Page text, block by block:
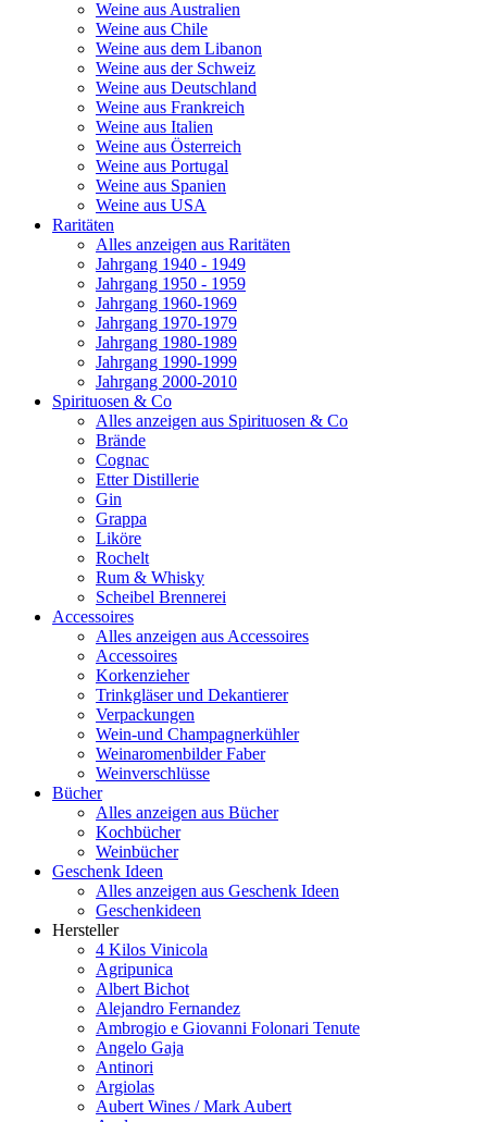
Weine aus Australien
Weine aus Chile
Weine aus dem Libanon
Weine aus der Schweiz
Weine aus Deutschland
Weine aus Frankreich
Weine aus Italien
Weine aus Österreich
Weine aus Portugal
Weine aus Spanien
Weine aus USA
Raritäten
Alles anzeigen aus Raritäten
Jahrgang 1940 - 1949
Jahrgang 1950 - 1959
Jahrgang 1960-1969
Jahrgang 1970-1979
Jahrgang 1980-1989
Jahrgang 1990-1999
Jahrgang 2000-2010
Spirituosen & Co
Alles anzeigen aus Spirituosen & Co
Brände
Cognac
Etter Distillerie
Gin
Grappa
Liköre
Rochelt
Rum & Whisky
Scheibel Brennerei
Accessoires
Alles anzeigen aus Accessoires
Accessoires
Korkenzieher
Trinkgläser und Dekantierer
Verpackungen
Wein-und Champagnerkühler
Weinaromenbilder Faber
Weinverschlüsse
Bücher
Alles anzeigen aus Bücher
Kochbücher
Weinbücher
Geschenk Ideen
Alles anzeigen aus Geschenk Ideen
Geschenkideen
Hersteller
4 Kilos Vinicola
Agripunica
Albert Bichot
Alejandro Fernandez
Ambrogio e Giovanni Folonari Tenute
Angelo Gaja
Antinori
Argiolas
Aubert Wines / Mark Aubert